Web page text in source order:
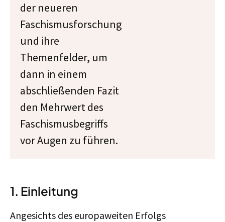
der neueren
Faschismusforschung
und ihre
Themenfelder, um
dann in einem
abschließenden Fazit
den Mehrwert des
Faschismusbegriffs
vor Augen zu führen.
1. Einleitung
Angesichts des europaweiten Erfolgs